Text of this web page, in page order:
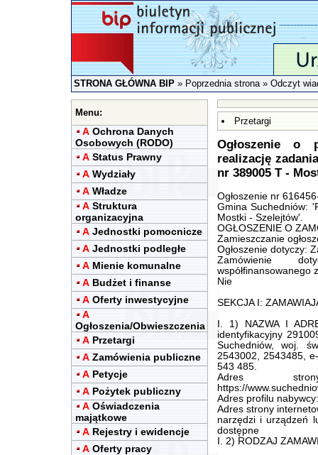
STRONA GŁÓWNA BIP»Poprzednia strona» Odczyt
Menu:
A Ochrona Danych
Osobowych (RODO)
A Status Prawny
A Wydziały
A Władze
A Struktura
organizacyjna
A Jednostki pomocnicze
A Jednostki podległe
A Mienie komunalne
A Budżet i finanse
A Oferty inwestycyjne
A
Ogłoszenia/Obwieszczenia
A Przetargi
A Zamówienia publiczne
A Petycje
A Pożytek publiczny
A Oświadczenia
majątkowe
A Rejestry i ewidencje
A Oferty pracy
Przetargi
Ogłoszenie o
realizację
nr 389005 T -
Ogłoszenie nr
Gmina Suchedniów:
Mostki - Szelejtów'.
OGŁOSZENIE O
Zamieszczanie
Ogłoszenie dotyczy:
Zamówienie
współfinansowanego
Nie
SEKCJA I:
I. 1) NAZWA I
identyfikacyjny
Suchedniów, woj.
2543002, 2543485,
543 485.
Adres
https://
Adres profilu nabywcy:
Adres strony
narzędzi i urządzeń
dostępne
I. 2) RODZAJ